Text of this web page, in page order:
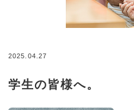
2025.04.27
学生の皆様へ。